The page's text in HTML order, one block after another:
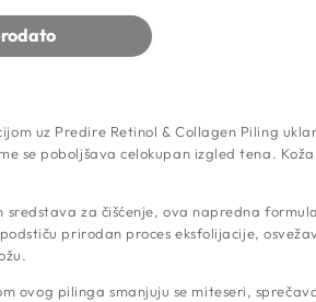
uz Predire Retinol & Collagen Piling
se poboljšava celokupan izgled tena.
sredstava za čišćenje, ova napredna
prirodan proces eksfolijacije,
ovog pilinga smanjuju se miteseri,